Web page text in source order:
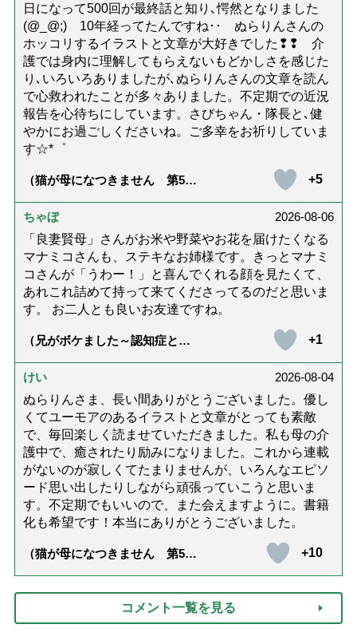
日になって500回が最終話と知り､愕然となりました
(@_@;) 10年経ってたんですね･･ ぬらりんさんの
ホッコリするイラストと文章が大好きでした❢❢ 介
護では身内に理解してもらえないもどかしさを感じた
り､いろいろありましたが､ぬらりんさんの文章を読ん
で心救われたことが多々ありました。不定期での近況
報告を心待ちにしています。さびちゃん・隊長と､健
やかにお過ごしくださいね。ご多幸をお祈りしていま
す☆*゜
（猫が母になつきません 第500
+5
ちゃぼ
2026-08-06
「良妻賢母」さんがお米や野菜やお花を届けたくなる
マナミコさんも、ステキなお姉様です。きっとマナミ
コさんが「うわー！」と喜んでくれる顔を見たくて、
あれこれ詰めて持って来てくださってるのだと思いま
す。 お二人とも良いお友達ですね。
（兄がボケました～認知症と介
達』が届きました」）
+1
けい
2026-08-04
ぬらりんさま、長い間ありがとうございました。優し
くてユーモアのあるイラストと文章がとっても素敵
で、毎回楽しく読ませていただきました。私も母の介
護中で、癒されたり励みになりました。これから連載
がないのが寂しくてたまりませんが、いろんなエピソ
ード思い出したりしながら頑張っていこうと思いま
す。不定期でもいいので、また会えますように。書籍
化も希望です！本当にありがとうございました。
（猫が母になつきません 第500
+10
コメント一覧を見る